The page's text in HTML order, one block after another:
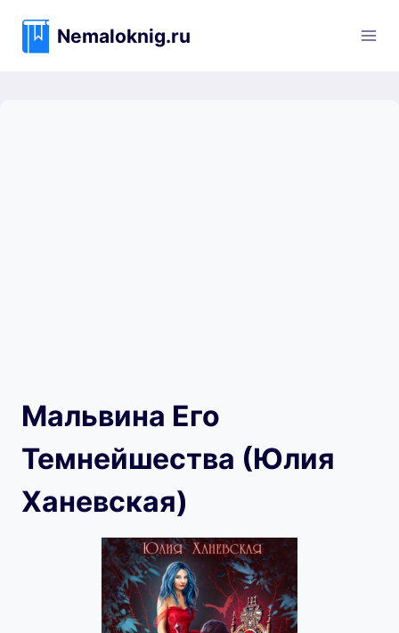
содержимому
Nemaloknig.ru
Мальвина Его
Темнейшества (Юлия
Ханевская)